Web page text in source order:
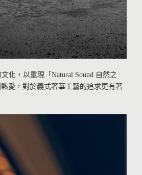
化，以重現「Natural Sound 自然之
愛，對於義式奢華工藝的追求更有著